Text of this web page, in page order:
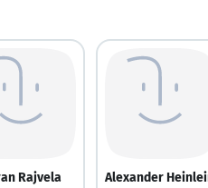
Rajvela
Alexander